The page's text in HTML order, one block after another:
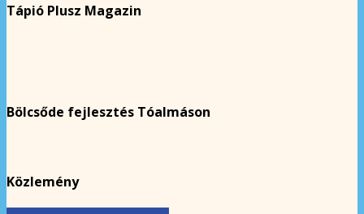
Tápió Plusz Magazin
Bölcsőde fejlesztés Tóalmáson
Közlemény